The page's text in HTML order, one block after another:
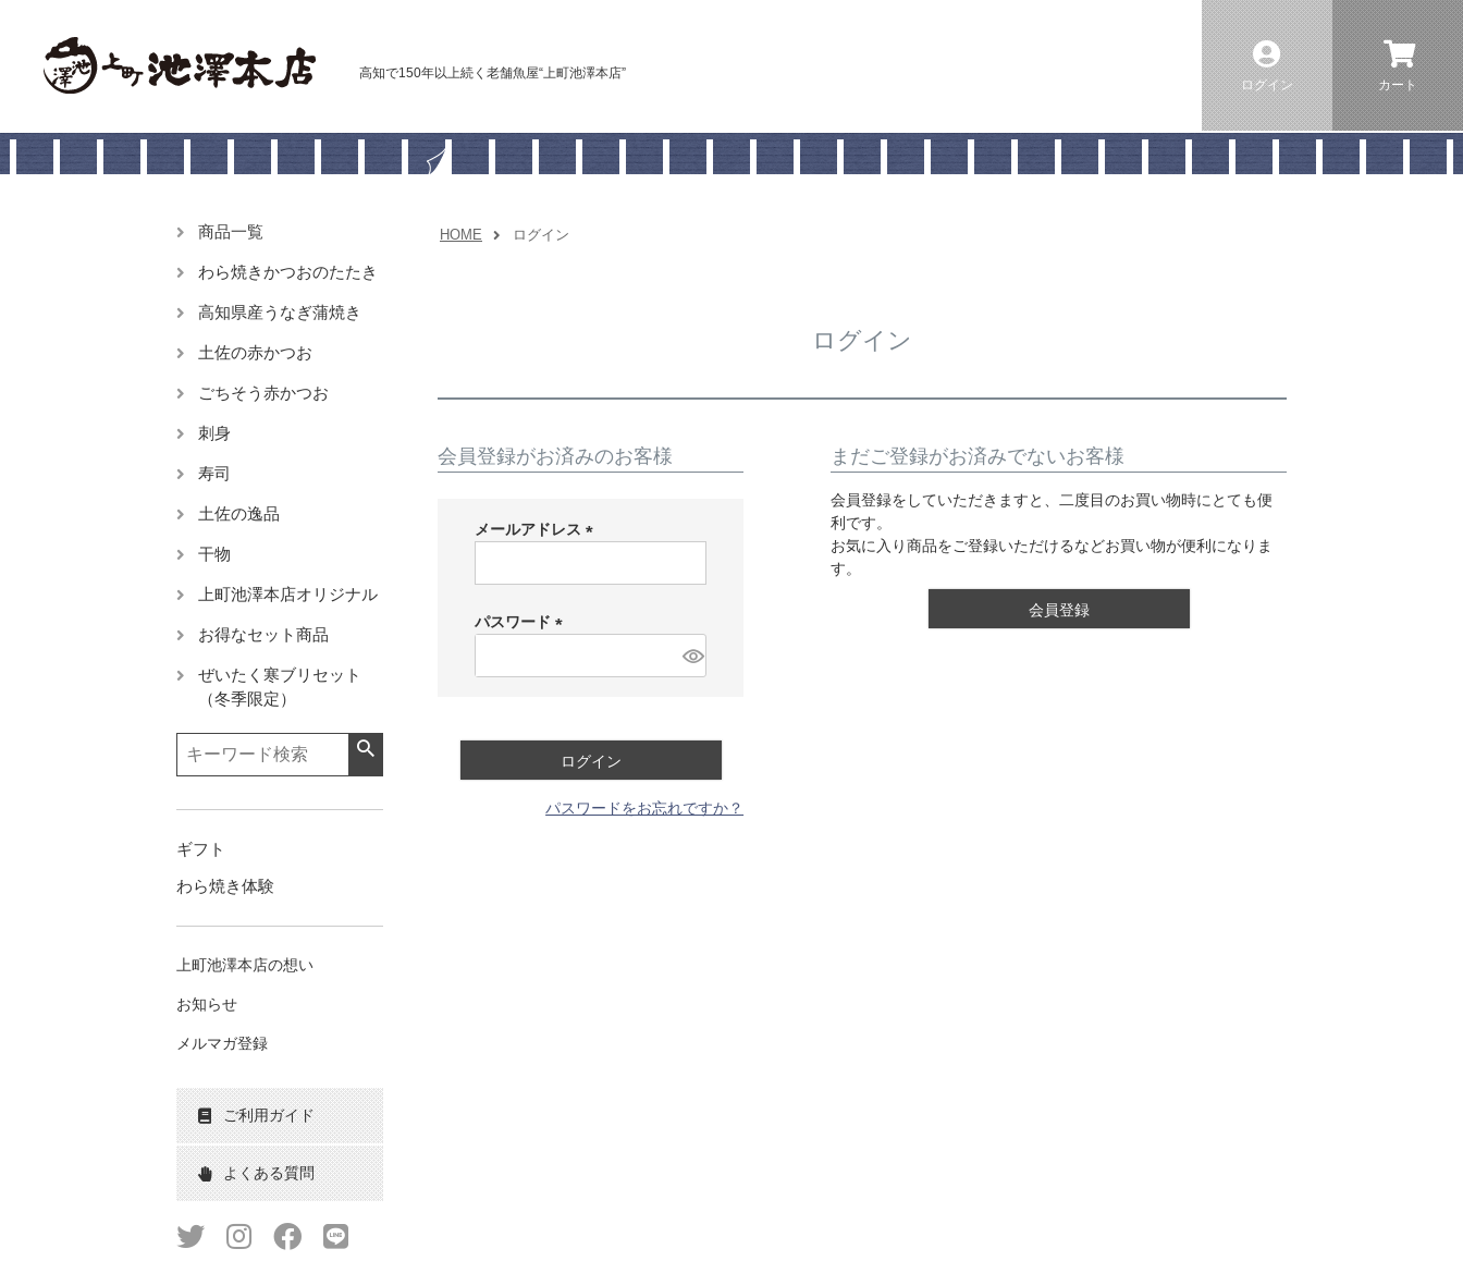
高知で150年以上続く老舗魚屋“上町池澤本店”
ログイン
カート
HOME ログイン
ログイン
会員登録がお済みのお客様
メールアドレス
必
パスワード
必
ログイン
パスワードをお忘れですか？
まだご登録がお済みでないお客様
会員登録をしていただきますと、二度目のお買い物時にとても便
利です。
お気に入り商品をご登録いただけるなどお買い物が便利になりま
す。
会員登録
商品一覧
わら焼きかつおのたたき
高知県産うなぎ蒲焼き
土佐の赤かつお
ごちそう赤かつお
刺身
寿司
土佐の逸品
干物
上町池澤本店オリジナル
お得なセット商品
ぜいたく寒ブリセット
（冬季限定）
ギフト
わら焼き体験
上町池澤本店の想い
お知らせ
メルマガ登録
ご利用ガイド
よくある質問